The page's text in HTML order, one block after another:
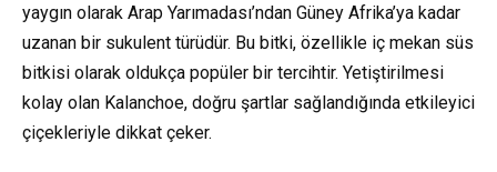
yaygın olarak Arap Yarımadası’ndan Güney Afrika’ya kadar
uzanan bir sukulent türüdür. Bu bitki, özellikle iç mekan süs
bitkisi olarak oldukça popüler bir tercihtir. Yetiştirilmesi
kolay olan Kalanchoe, doğru şartlar sağlandığında etkileyici
çiçekleriyle dikkat çeker.